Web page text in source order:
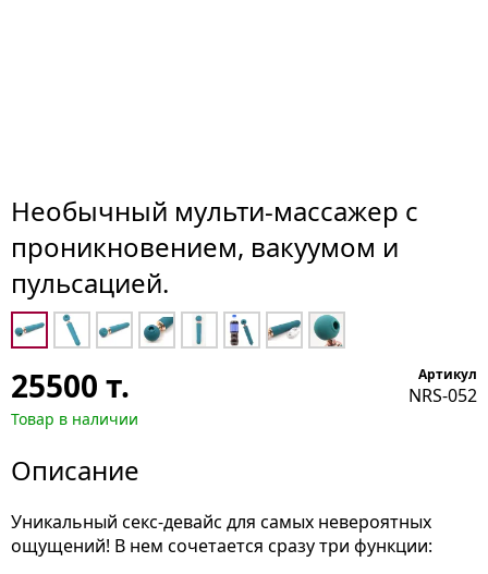
Необычный мульти-массажер с
проникновением, вакуумом и
пульсацией.
25500 т.
Товар в наличии
Артикул
NRS-052
Описание
Уникальный секс-девайс для самых невероятных
ощущений! В нем сочетается сразу три функции: